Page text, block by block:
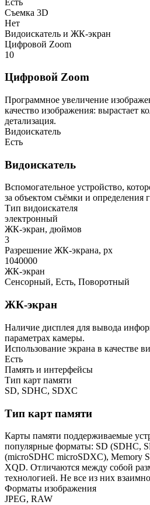
Съемка 3D
Нет
Видоискатель и ЖК-экран
Цифровой Zoom
10
Цифровой Zoom
Программное увеличение
качество изображения: вырастает
детализация.
Видоискатель
Есть
Видоискатель
Вспомогательное устройство,
за объектом съёмки и определения
Тип видоискателя
электронный
ЖК-экран, дюймов
3
Разрешение ЖК-экрана, px
1040000
ЖК-экран
Сенсорный, Есть, Поворотный
ЖК-экран
Наличие дисплея для вывода
параметрах камеры.
Использование экрана в качестве
Есть
Память и интерфейсы
Тип карт памяти
SD, SDHC, SDXC
Тип карт памяти
Карты памяти поддерживаемые
популярные форматы: SD (SDHC,
(microSDHC microSDXC), Memory
XQD. Отличаются между собой
технологией. Не все из них
Форматы изображения
JPEG, RAW